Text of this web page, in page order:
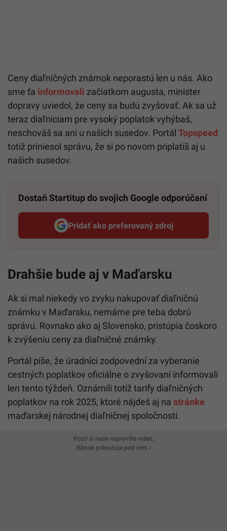
Ceny diaľničných známok neporastú len u nás. Ako
sme ťa informovali začiatkom augusta, minister
dopravy uviedol, že ceny sa budú zvyšovať. Ak sa už
teraz diaľniciam pre vysoký poplatok vyhýbaš,
neschováš sa ani u našich susedov. Portál Topspeed
totiž priniesol správu, že si po novom priplatíš aj u
našich susedov.
Dostaň Startitup do svojich Google odporúčaní
Pridať ako preferovaný zdroj
Startitup, odkaz sa otvorí v
Drahšie bude aj v Maďarsku
Ak si mal niekedy vo zvyku nakupovať diaľničnú
známku v Maďarsku, nemáme pre teba dobrú
správu. Rovnako ako aj Slovensko, pristúpia čoskoro
k zvýšeniu ceny za diaľničné známky.
Portál píše, že úradníci zodpovední za vyberanie
cestných poplatkov oficiálne o zvyšovaní informovali
len tento týždeň. Oznámili totiž tarify diaľničných
poplatkov na rok 2025, ktoré nájdeš aj na stránke
maďarskej národnej diaľničnej spoločnosti.
Pozri si naše najnovšie video,
článok pokračuje pod ním ↓